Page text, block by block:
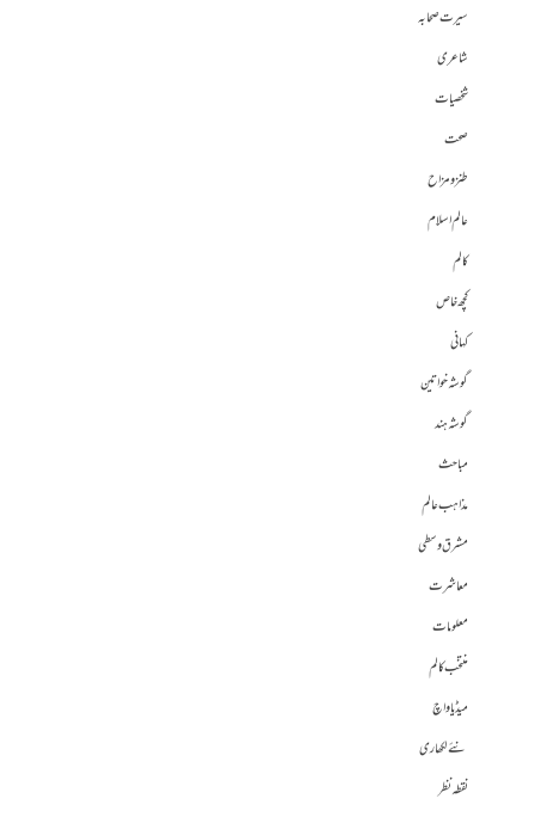
سیرت صحابہ
شاعری
شخصیات
صحت
طنز و مزاح
عالم اسلام
کالم
کچھ خاص
کہانی
گوشہ خواتین
گوشہ ہند
مباحث
مذاہب عالم
مشرق وسطی
معاشرت
معلومات
منتخب کالم
میڈیا واچ
نئے لکھاری
نقطہ نظر